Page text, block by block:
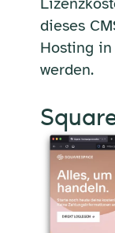
dieses
Hosting
werden.